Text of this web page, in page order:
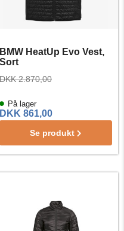
BMW HeatUp Evo Vest,
Sort
På lager
DKK 2.870,00
DKK 861,00
Se produkt